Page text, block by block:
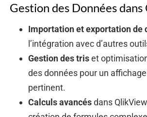
Gestion des Données
Importation et exportation de
l’intégration avec d’autres
Gestion des triset
des données pour un
pertinent.
Calculs avancésdans